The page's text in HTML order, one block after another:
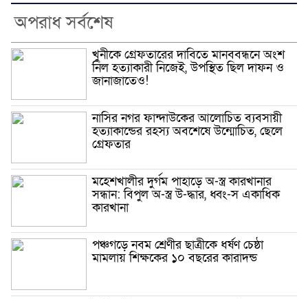
অপরাধ সর্বশেষ
খুনীকে গ্রেফতারের দাবিতে মানববন্ধনে অংশ
নিল হত্যাকারী নিজেই, উপস্থিত ছিল দাফন ও
জানাজাতেও!
নাসির নগর ফান্দাউকের আলোচিত ব্যবসায়ী
হত্যাকান্ডের রহস্য অবশেষে উন্মোচিত, ছেলে
গ্রেফতার
মহেশখালীর দুর্গম পাহাড়ে অ-স্ত্র কারখানার
সন্ধান: বিপুল অ-স্ত্র উ-দ্ধার, ধ্বং-স একাধিক
কারখানা
পঞ্চগড়ে নবম শ্রেণীর ছাত্রীকে ধর্ষণ চেষ্ঠা
মামলায় শিক্ষকের ১০ বছরের কারাদন্ড